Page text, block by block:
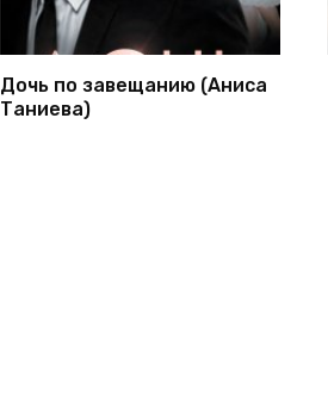
Дочь по завещанию (Аниса
Таниева)